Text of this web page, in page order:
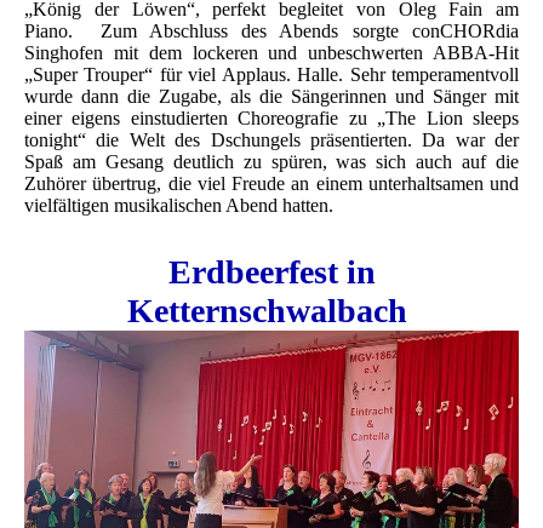
„König der Löwen“, perfekt begleitet von Oleg Fain am
Piano. Zum Abschluss des Abends sorgte conCHORdia
Singhofen mit dem lockeren und unbeschwerten ABBA-Hit
„Super Trouper“ für viel Applaus. Halle. Sehr temperamentvoll
wurde dann die Zugabe, als die Sängerinnen und Sänger mit
einer eigens einstudierten Choreografie zu „The Lion sleeps
tonight“ die Welt des Dschungels präsentierten. Da war der
Spaß am Gesang deutlich zu spüren, was sich auch auf die
Zuhörer übertrug, die viel Freude an einem unterhaltsamen und
vielfältigen musikalischen Abend hatten.
Erdbeerfest in
Ketternschwalbach